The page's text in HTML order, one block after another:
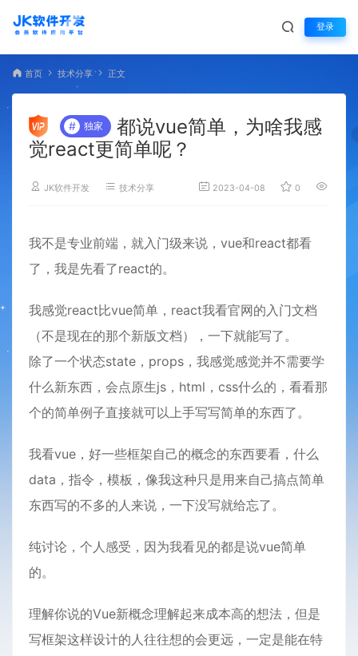
登录
首页 技术分享 正文
# 独家
都说vue简单，为啥我感
觉react更简单呢？
JK软件开发 技术分享 2023-04-08 0
我不是专业前端，就入门级来说，vue和react都看
了，我是先看了react的。
我感觉react比vue简单，react我看官网的入门文档
（不是现在的那个新版文档），一下就能写了。
除了一个状态state，props，我感觉感觉并不需要学
什么新东西，会点原生js，html，css什么的，看看那
个的简单例子直接就可以上手写写简单的东西了。
我看vue，好一些框架自己的概念的东西要看，什么
data，指令，模板，像我这种只是用来自己搞点简单
东西写的不多的人来说，一下没写就给忘了。
纯讨论，个人感受，因为我看见的都是说vue简单
的。
理解你说的Vue新概念理解起来成本高的想法，但是
写框架这样设计的人往往想的会更远，一定是能在特